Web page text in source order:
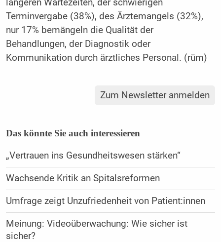
längeren Wartezeiten, der schwierigen
Terminvergabe (38%), des Ärztemangels (32%),
nur 17% bemängeln die Qualität der
Behandlungen, der Diagnostik oder
Kommunikation durch ärztliches Personal. (rüm)
Zum Newsletter anmelden
Das könnte Sie auch interessieren
„Vertrauen ins Gesundheitswesen stärken“
Wachsende Kritik an Spitalsreformen
Umfrage zeigt Unzufriedenheit von Patient:innen
Meinung: Videoüberwachung: Wie sicher ist
sicher?